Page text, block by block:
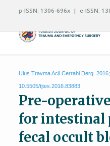
p-ISSN: 1306-696x | e-ISSN:
Ulus Travma Acil Cerrahi Derg.
10.5505/tjtes.2016.83883
Pre-
for intestinal
fecal occult